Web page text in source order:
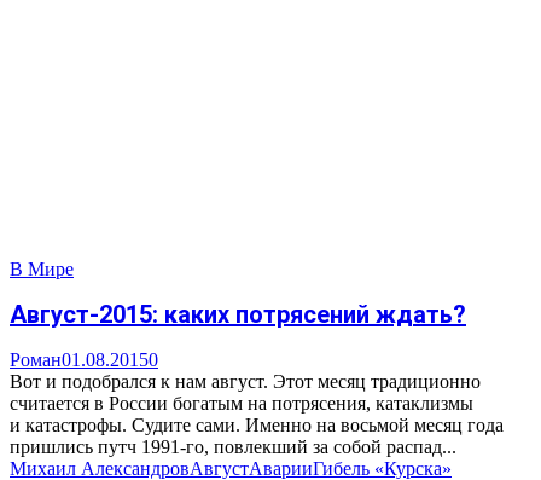
В Мире
Август-2015: каких потрясений ждать?
Роман01.08.20150
Вот и подобрался к нам август. Этот месяц традиционно
считается в России богатым на потрясения, катаклизмы
и катастрофы. Судите сами. Именно на восьмой месяц года
пришлись путч 1991-го, повлекший за собой распад...
Михаил АлександровАвгустАварииГибель «Курска»